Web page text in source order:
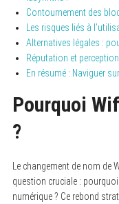
Contournement des
Les risques liés à
Alternatives légales :
Réputation et
En résumé : Naviguer
Pourquoi
?
Le changement de nom de
question cruciale :
numérique ? Ce rebond